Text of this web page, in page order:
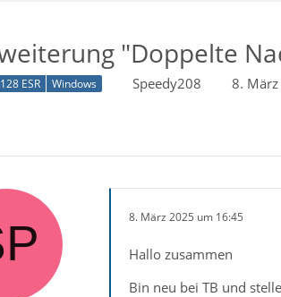
"Doppelte
128 ESR Windows Speedy208 8.
8. März 2025 um 16:45
Hallo zusammen
Bin neu bei TB und